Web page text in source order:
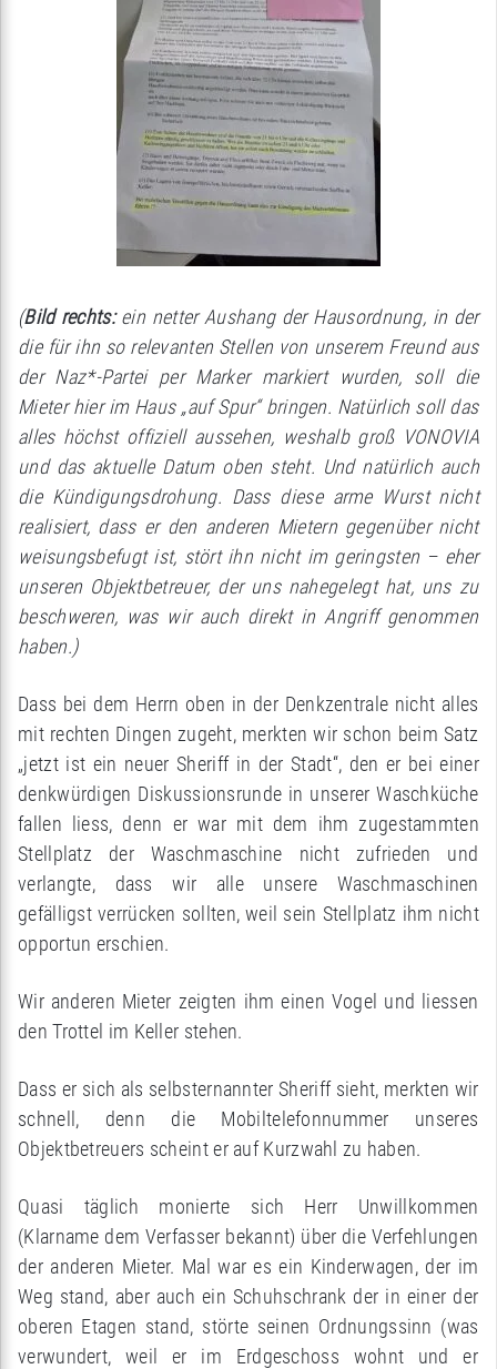
(Bild rechts:ein netter Aushang der Hausordnung, in der
die für ihn so relevanten Stellen von unserem Freund aus
der Naz*-Partei per Marker markiert wurden, soll die
Mieter hier im Haus „auf Spur“ bringen. Natürlich soll das
alles höchst offiziell aussehen, weshalb groß VONOVIA
und das aktuelle Datum oben steht. Und natürlich auch
die Kündigungsdrohung. Dass diese arme Wurst nicht
realisiert, dass er den anderen Mietern gegenüber nicht
weisungsbefugt ist, stört ihn nicht im geringsten – eher
unseren Objektbetreuer, der uns nahegelegt hat, uns zu
beschweren, was wir auch direkt in Angriff genommen
haben.)
Dass bei dem Herrn oben in der Denkzentrale nicht alles
mit rechten Dingen zugeht, merkten wir schon beim Satz
„jetzt ist ein neuer Sheriff in der Stadt“, den er bei einer
denkwürdigen Diskussionsrunde in unserer Waschküche
fallen liess, denn er war mit dem ihm zugestammten
Stellplatz der Waschmaschine nicht zufrieden und
verlangte, dass wir alle unsere Waschmaschinen
gefälligst verrücken sollten, weil sein Stellplatz ihm nicht
opportun erschien.
Wir anderen Mieter zeigten ihm einen Vogel und liessen
den Trottel im Keller stehen.
Dass er sich als selbsternannter Sheriff sieht, merkten wir
schnell, denn die Mobiltelefonnummer unseres
Objektbetreuers scheint er auf Kurzwahl zu haben.
Quasi täglich monierte sich Herr Unwillkommen
(Klarname dem Verfasser bekannt) über die Verfehlungen
der anderen Mieter. Mal war es ein Kinderwagen, der im
Weg stand, aber auch ein Schuhschrank der in einer der
oberen Etagen stand, störte seinen Ordnungssinn (was
verwundert, weil er im Erdgeschoss wohnt und er